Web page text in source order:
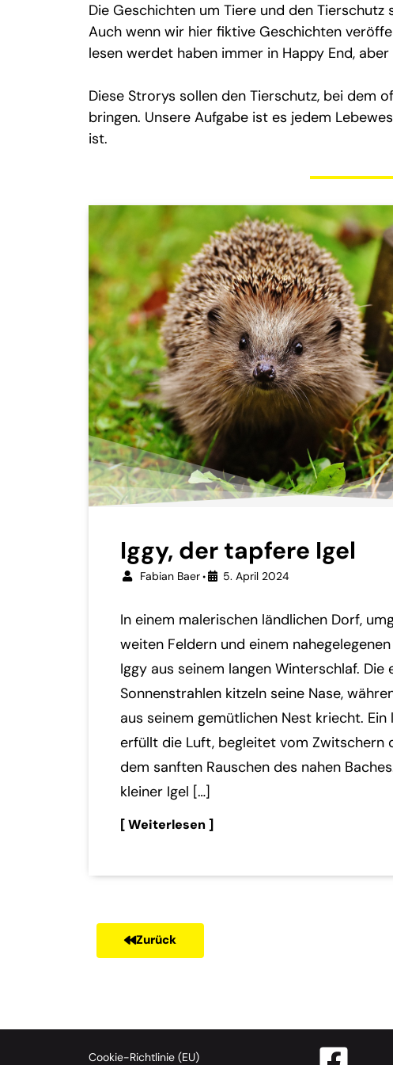
Die Geschichten um Tiere und den
Auch wenn wir hier fiktive Geschichten
lesen werdet haben immer in Happy End,
Diese Strorys sollen den Tierschutz, bei dem
bringen. Unsere Aufgabe ist es jedem
ist.
Iggy, der tapfere Igel
Fabian Baer • 5. April 2024
In einem malerischen ländlichen Dorf,
weiten Feldern und einem
Iggy aus seinem langen Winterschlaf. Die
Sonnenstrahlen kitzeln seine Nase,
aus seinem gemütlichen Nest kriecht. Ein
erfüllt die Luft, begleitet vom Zwitschern
dem sanften Rauschen des nahen
kleiner Igel […]
[ Weiterlesen ]
Zurück
Cookie-Richtlinie (EU)